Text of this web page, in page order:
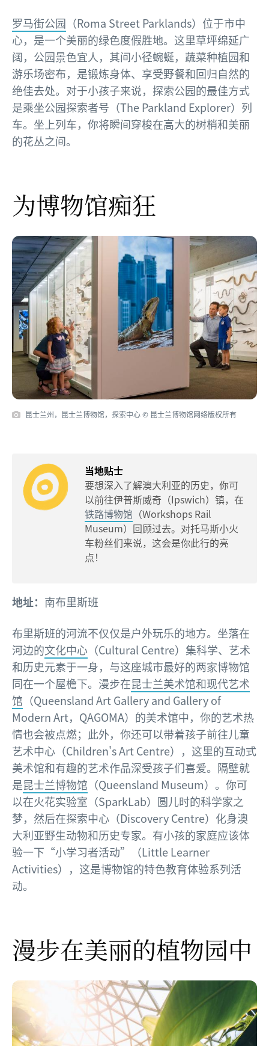
罗马街公园 （Roma Street Parklands）位于市中
心，是一个美丽的绿色度假胜地。这里草坪绵延广
阔，公园景色宜人，其间小径蜿蜒，蔬菜种植园和
游乐场密布，是锻炼身体、享受野餐和回归自然的
绝佳去处。对于小孩子来说，探索公园的最佳方式
是乘坐公园探索者号（The Parkland Explorer）列
车。坐上列车，你将瞬间穿梭在高大的树梢和美丽
的花丛之间。
为博物馆痴狂
昆士兰州，昆士兰博物馆，探索中心 © 昆士兰博物馆网络版权所有
当地贴士
要想深入了解澳大利亚的历史，你可
以前往伊普斯威奇（Ipswich）镇，在
铁路博物馆 （Workshops Rail
Museum）回顾过去。对托马斯小火
车粉丝们来说，这会是你此行的亮
点！
地址： 南布里斯班
布里斯班的河流不仅仅是户外玩乐的地方。坐落在
河边的文化中心 （Cultural Centre）集科学、艺术
和历史元素于一身，与这座城市最好的两家博物馆
同在一个屋檐下。漫步在昆士兰美术馆和现代艺术
馆 （Queensland Art Gallery and Gallery of
Modern Art，QAGOMA）的美术馆中，你的艺术热
情也会被点燃；此外，你还可以带着孩子前往儿童
艺术中心（Children's Art Centre），这里的互动式
美术馆和有趣的艺术作品深受孩子们喜爱。隔壁就
是昆士兰博物馆 （Queensland Museum）。你可
以在火花实验室（SparkLab）圆儿时的科学家之
梦，然后在探索中心（Discovery Centre）化身澳
大利亚野生动物和历史专家。有小孩的家庭应该体
验一下“小学习者活动”（Little Learner
Activities），这是博物馆的特色教育体验系列活
动。
漫步在美丽的植物园中